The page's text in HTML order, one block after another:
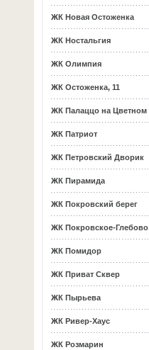
ЖК Новая Остоженка
ЖК Ностальгия
ЖК Олимпия
ЖК Остоженка, 11
ЖК Палаццо на Цветном
ЖК Патриот
ЖК Петровский Дворик
ЖК Пирамида
ЖК Покровский берег
ЖК Покровское-Глебово
ЖК Помидор
ЖК Приват Сквер
ЖК Пырьева
ЖК Ривер-Хаус
ЖК Розмарин